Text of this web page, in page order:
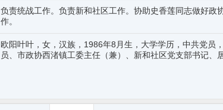
负责统战工作。负责新和社区工作。协助史香莲同志做好政
作。
欧阳叶叶，女，汉族，1986年8月生，大学学历，中共党员
员、市政协西渚镇工委主任（兼）、新和社区党支部书记、